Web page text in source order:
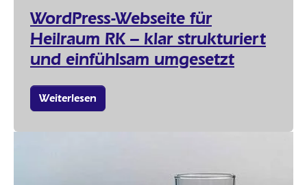
WordPress-Webseite für
Heilraum RK – klar strukturiert
und einfühlsam umgesetzt
Weiterlesen